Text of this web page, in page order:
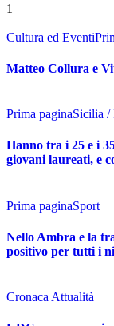
1
Cultura ed Eventi
Matteo Collura e
Prima paginaSicilia /
Hanno tra i 25 e i
giovani laureati, e
Prima paginaSport
Nello Ambra e la
positivo per tutti i
Cronaca Attualità